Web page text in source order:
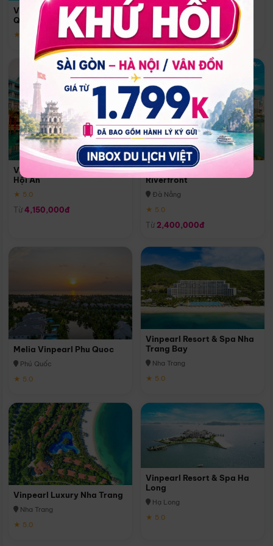
Vinpearl Resort & Spa Phu
Quoc
★ 5.0
Quoc
Phú Quốc
★ 5.0
Vinpearl Resort & Golf Nam
Hội An
★ 5.0
Từ 4,150,000đ
Melia Vinpearl Danang
Riverfront
Đà Nẵng
★ 5.0
Từ 2,400,000đ
Melia Vinpearl Phu Quoc
Phú Quốc
★ 5.0
Vinpearl Resort & Spa Nha
Trang Bay
Nha Trang
★ 5.0
Vinpearl Luxury Nha Trang
Nha Trang
★ 5.0
Vinpearl Resort & Spa Ha
Long
Hạ Long
★ 5.0